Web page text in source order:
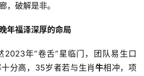
，破解是非。
年福泽深厚的命局
2023年“卷舌”星临门，团队易生口
分高，35岁者若与生肖牛相冲，项